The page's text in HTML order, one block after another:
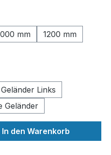
mm
1200 mm
Geländer Links
Geländer
den
In den Warenkorb